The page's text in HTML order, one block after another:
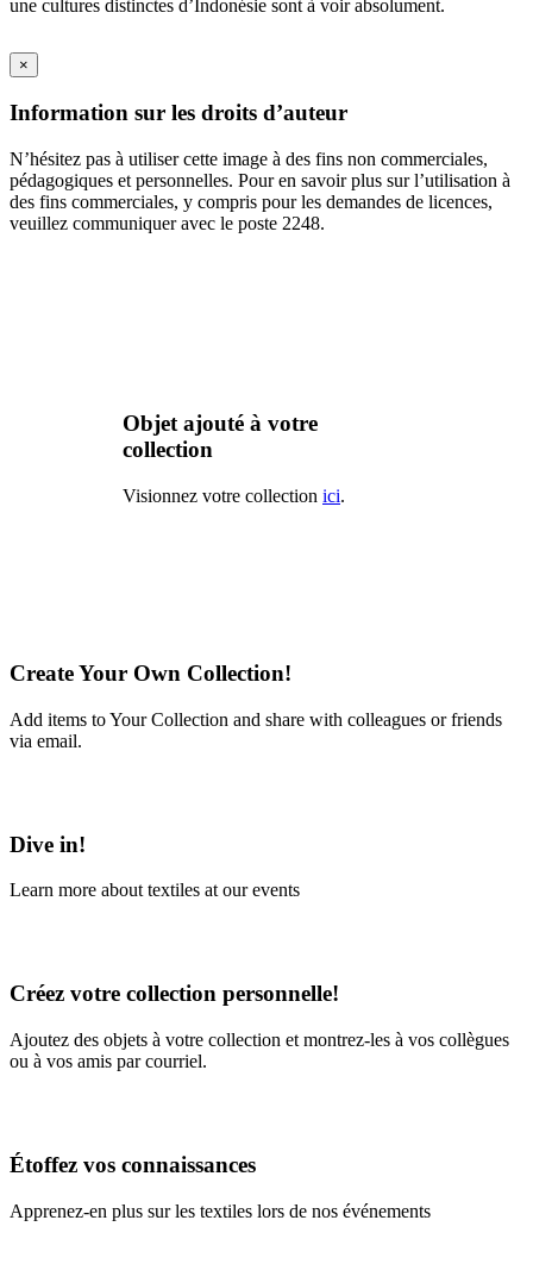
une cultures distinctes d’Indonésie sont à voir absolument.
×
Information sur les droits d’auteur
N’hésitez pas à utiliser cette image à des fins non commerciales,
pédagogiques et personnelles. Pour en savoir plus sur l’utilisation à
des fins commerciales, y compris pour les demandes de licences,
veuillez communiquer avec le poste 2248.
Objet ajouté à votre
collection
Visionnez votre collection ici.
Create Your Own Collection!
Add items to Your Collection and share with colleagues or friends
via email.
Dive in!
Learn more about textiles at our events
Créez votre collection personnelle!
Ajoutez des objets à votre collection et montrez-les à vos collègues
ou à vos amis par courriel.
Étoffez vos connaissances
Apprenez-en plus sur les textiles lors de nos événements